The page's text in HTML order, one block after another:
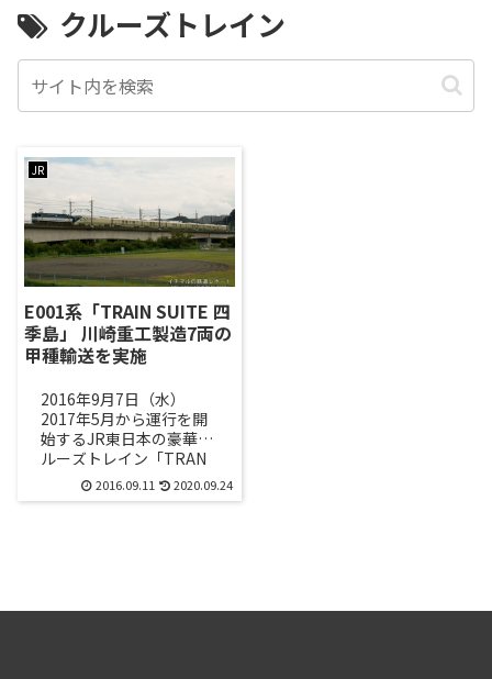
クルーズトレイン
JR
E001系「TRAIN SUITE 四
季島」 川崎重工製造7両の
甲種輸送を実施
2016年9月7日（水）
2017年5月から運行を開
始するJR東日本の豪華ク
ルーズトレイン「TRAN
SUITE 四季島」の甲種輸
送が行われました。全10
2016.09.11 2020.09.24